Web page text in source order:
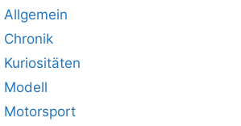
Allgemein
Chronik
Kuriositäten
Modell
Motorsport